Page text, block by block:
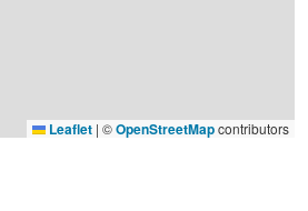
Leaflet | ©OpenStreetMapcontributors